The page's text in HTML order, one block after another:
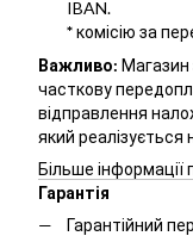
IBAN.
*комісію за
Важливо: Магазин
часткову
відправлення
який реалізується
Більше інформації
Гарантія
Гарантійний